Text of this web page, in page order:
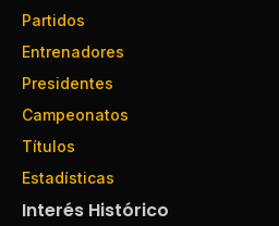
Partidos
Entrenadores
Presidentes
Campeonatos
Títulos
Estadísticas
Interés Histórico